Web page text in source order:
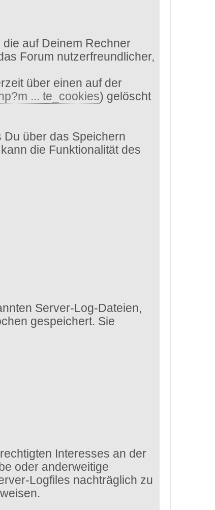
auf Deinem Rechner
Forum nutzerfreundlicher,
über einen auf der
... te_cookies) gelöscht
über das Speichern
die Funktionalität des
Server-Log-Dateien,
gespeichert. Sie
Interesses an der
oder anderweitige
Logfiles nachträglich zu